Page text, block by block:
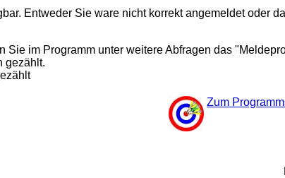
Entweder Sie ware nicht korrekt angemeldet oder
im Programm unter weitere Abfragen das
gezählt.
Zum